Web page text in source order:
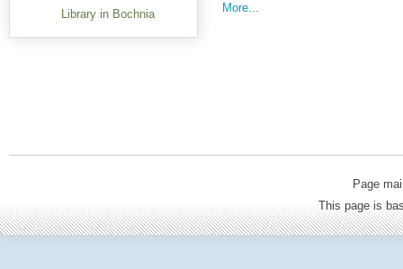
Library in Bochnia
More...
Page
This page is